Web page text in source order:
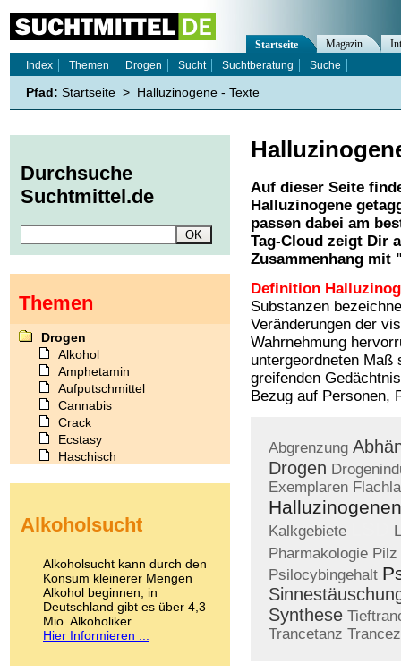
Auf dieser Seite
Halluzinogene
passen dabei am
Tag-Cloud zeigt Dir
Zusammenhang mit
Definition
Substanzen
Veränderungen der
Wahrnehmung
untergeordneten
greifenden
Bezug auf Personen,
Abgrenzung
Drogen
Exemplaren
Halluzinogenen
Kalkgebiete
Pharmakologie Pilz
Psilocybingehalt
Synthese
Trancetanz
Startseite Magazin
Index
Themen Drogen Sucht Suchtberatung Suche
Pfad: Startseite > Halluzinogene - Texte
Durchsuche
Suchtmittel.de
Themen
Drogen
Alkohol
Amphetamin
Aufputschmittel
Cannabis
Crack
Ecstasy
Haschisch
Kokain
LSD
Marihuana
Medikamente
Meskalin
Metamphetamin
Methadon
Alkoholsucht
Alkoholsucht kann durch den
Konsum kleinerer Mengen
Alkohol beginnen, in
Deutschland gibt es über 4,3
Mio. Alkoholiker.
Hier Informieren ...